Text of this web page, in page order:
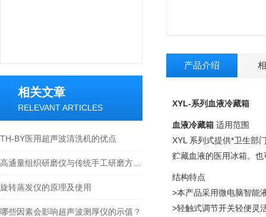
相关文章
RELEVANT ARTICLES
TH-BY医用超声波清洗机的优点
旋转蒸发仪的原理及使用
哪些因素会影响超声波测厚仪的示值？
产品介绍
XYL-系列 血液冷藏箱
血液冷藏箱 适用范围
XYL 系列式提供*卫生部
贮藏血液的医用冰箱。
结构特点
>本产品采用微电脑智能
>轻触式调节开关轻便灵